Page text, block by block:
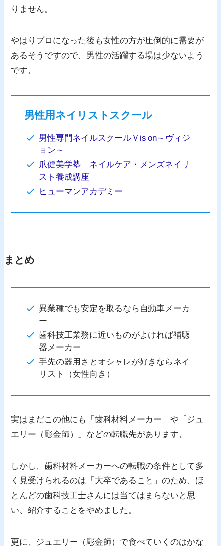
りません。
やはりプロになった後も女性の方が圧倒的に需要が
あるそうですので、男性の活躍する場は少ないよう
です。
男性用ネイリストスクール
男性専門ネイルスクールＶision～ヴィジ
ョン～
爪健美学塾 ネイルケア・メンズネイリ
スト養成講座
ヒューマンアカデミー
まとめ
異業種でも安定を取るなら自動車メーカ
ー
歯科技工業務に近いものがよければ補聴
器メーカー
手先の器用さとオシャレが好きならネイ
リスト（女性向き）
実はまだこの他にも「歯科材料メーカー」や「ジュ
エリー（彫金師）」などの転職先があります。
しかし、歯科材料メーカーへの転職の条件として多
く見受けられるのは「大卒であること」のため、ほ
とんどの歯科技工士さんには当てはまらないと思
い、紹介することをやめました。
更に、ジュエリー（彫金師）で食べていくのはかな